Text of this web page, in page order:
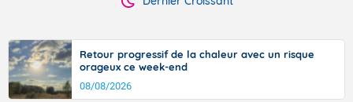
Retour progressif de la chaleur avec un risque
orageux ce week-end
08/08/2026